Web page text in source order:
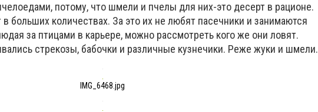
потому, что шмели и пчелы для них-это десерт в рационе.
больших количествах. За это их не любят пасечники и занимаются
за птицами в карьере, можно рассмотреть кого же они ловят.
стрекозы, бабочки и различные кузнечики. Реже жуки и шмели.
IMG_6468.jpg